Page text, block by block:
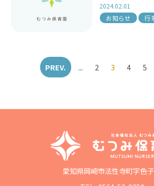
2024.02.01
お知らせ
行
PREV. ... 2 3 4 5
愛知県岡崎市法性寺町字色